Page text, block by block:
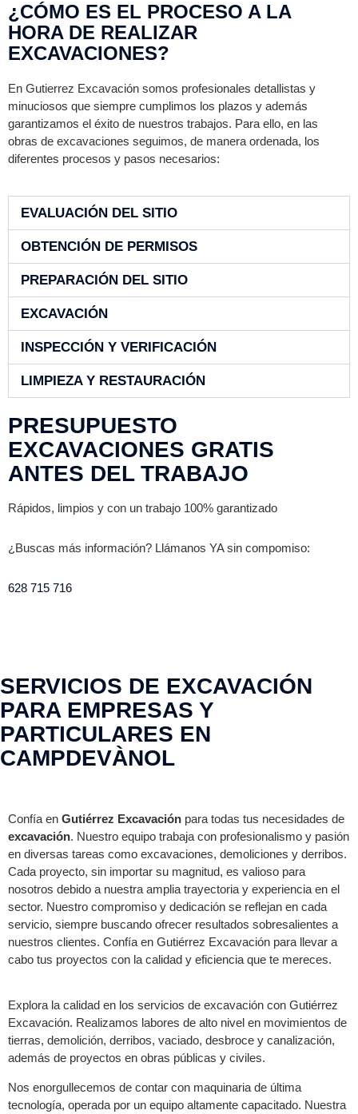
¿CÓMO ES EL PROCESO A LA
HORA DE REALIZAR
EXCAVACIONES?
En Gutierrez Excavación somos profesionales detallistas y
minuciosos que siempre cumplimos los plazos y además
garantizamos el éxito de nuestros trabajos. Para ello, en las
obras de excavaciones seguimos, de manera ordenada, los
diferentes procesos y pasos necesarios:
EVALUACIÓN DEL SITIO
OBTENCIÓN DE PERMISOS
PREPARACIÓN DEL SITIO
EXCAVACIÓN
INSPECCIÓN Y VERIFICACIÓN
LIMPIEZA Y RESTAURACIÓN
PRESUPUESTO
EXCAVACIONES GRATIS
ANTES DEL TRABAJO
Rápidos, limpios y con un trabajo 100% garantizado
¿Buscas más información? Llámanos YA sin compomiso:
628 715 716
SERVICIOS DE EXCAVACIÓN
PARA EMPRESAS Y
PARTICULARES EN
CAMPDEVÀNOL
Confía en Gutiérrez Excavación para todas tus necesidades de
excavación. Nuestro equipo trabaja con profesionalismo y pasión
en diversas tareas como excavaciones, demoliciones y derribos.
Cada proyecto, sin importar su magnitud, es valioso para
nosotros debido a nuestra amplia trayectoria y experiencia en el
sector. Nuestro compromiso y dedicación se reflejan en cada
servicio, siempre buscando ofrecer resultados sobresalientes a
nuestros clientes. Confía en Gutiérrez Excavación para llevar a
cabo tus proyectos con la calidad y eficiencia que te mereces.
Explora la calidad en los servicios de excavación con Gutiérrez
Excavación. Realizamos labores de alto nivel en movimientos de
tierras, demolición, derribos, vaciado, desbroce y canalización,
además de proyectos en obras públicas y civiles.
Nos enorgullecemos de contar con maquinaria de última
tecnología, operada por un equipo altamente capacitado. Nuestra